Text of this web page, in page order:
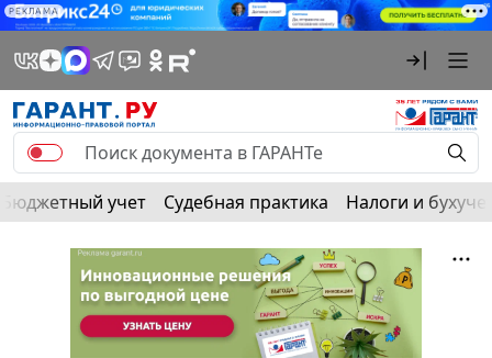
РЕКЛАМА
Бюджетный учет Судебная практика Налоги и